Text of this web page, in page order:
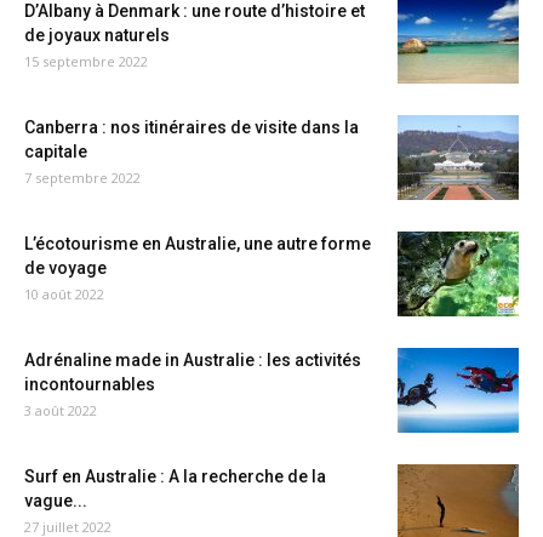
D’Albany à Denmark : une route d’histoire et
de joyaux naturels
15 septembre 2022
Canberra : nos itinéraires de visite dans la
capitale
7 septembre 2022
L’écotourisme en Australie, une autre forme
de voyage
10 août 2022
Adrénaline made in Australie : les activités
incontournables
3 août 2022
Surf en Australie : A la recherche de la
vague...
27 juillet 2022